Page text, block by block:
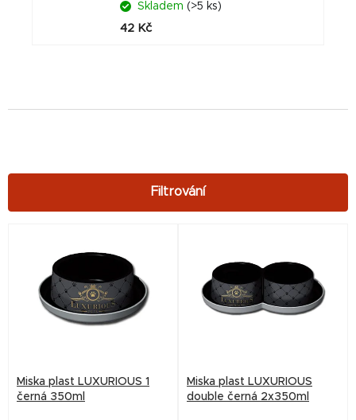
Skladem (>5 ks)
42 Kč
o
Miska plast LUXURIOUS 1
černá 350ml
Miska plast LUXURIOUS
double černá 2x350ml